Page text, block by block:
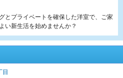
とプライベートを確保した洋室で、ご家
い新生活を始めませんか？
目